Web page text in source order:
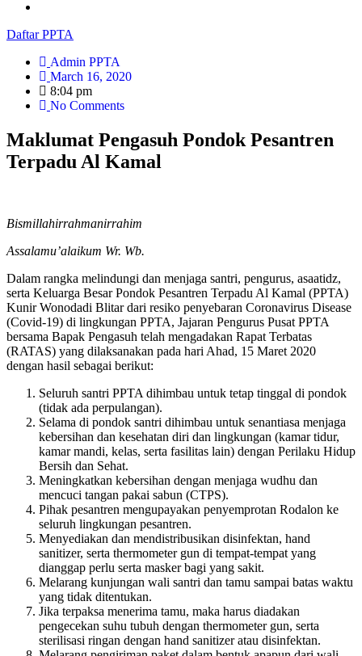
Daftar PPTA
Admin PPTA
March 16, 2020
8:04 pm
No Comments
Maklumat Pengasuh Pondok Pesantren
Terpadu Al Kamal
Bismillahirrahmanirrahim
Assalamu’alaikum Wr. Wb.
Dalam rangka melindungi dan menjaga santri, pengurus, asaatidz,
serta Keluarga Besar Pondok Pesantren Terpadu Al Kamal (PPTA)
Kunir Wonodadi Blitar dari resiko penyebaran Coronavirus Disease
(Covid-19) di lingkungan PPTA, Jajaran Pengurus Pusat PPTA
bersama Bapak Pengasuh telah mengadakan Rapat Terbatas
(RATAS) yang dilaksanakan pada hari Ahad, 15 Maret 2020
dengan hasil sebagai berikut:
Seluruh santri PPTA dihimbau untuk tetap tinggal di pondok
(tidak ada perpulangan).
Selama di pondok santri dihimbau untuk senantiasa menjaga
kebersihan dan kesehatan diri dan lingkungan (kamar tidur,
kamar mandi, kelas, serta fasilitas lain) dengan Perilaku Hidup
Bersih dan Sehat.
Meningkatkan kebersihan dengan menjaga wudhu dan
mencuci tangan pakai sabun (CTPS).
Pihak pesantren mengupayakan penyemprotan Rodalon ke
seluruh lingkungan pesantren.
Menyediakan dan mendistribusikan disinfektan, hand
sanitizer, serta thermometer gun di tempat-tempat yang
dianggap perlu serta masker bagi yang sakit.
Melarang kunjungan wali santri dan tamu sampai batas waktu
yang tidak ditentukan.
Jika terpaksa menerima tamu, maka harus diadakan
pengecekan suhu tubuh dengan thermometer gun, serta
sterilisasi ringan dengan hand sanitizer atau disinfektan.